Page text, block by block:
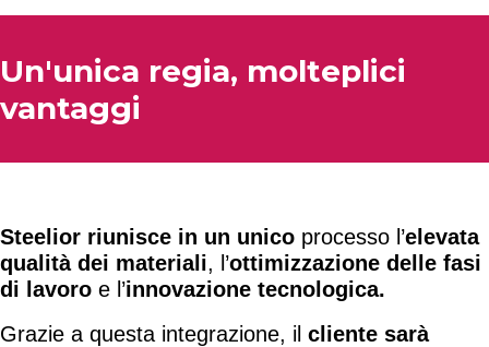
Un'unica regia, molteplici
vantaggi
Steelior riunisce in un unico processo l’elevata
qualità dei materiali, l’ottimizzazione delle fasi
di lavoro e l’innovazione tecnologica.
Grazie a questa integrazione, il cliente sarà